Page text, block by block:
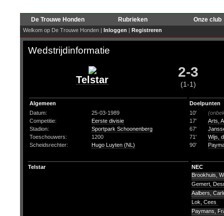
De Trouwe Honden Rubrieken Onze club
Welkom op De Trouwe Honden | Inloggen | Registreren
Wedstrijdinformatie
Telstar 2-3
(1-1)
Algemeen
Datum:
25-03-1989
Competitie:
Eerste divisie
Stadion:
Sportpark Schoonenberg
Toeschouwers:
1200
Scheidsrechter:
Hugo Luyten (NL)
Doelpunten
10'
17'
Arts,
67'
71'
Wijs,
90'
Telstar
NEC
Brookhuis,
Gemert,
Aalbers,
Lok, Cees
Paymans,